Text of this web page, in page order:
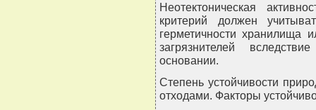
Неотектоническая
критерий должен
герметичности хранилища
загрязнителей
основании.
Степень устойчивости
отходами. Факторы